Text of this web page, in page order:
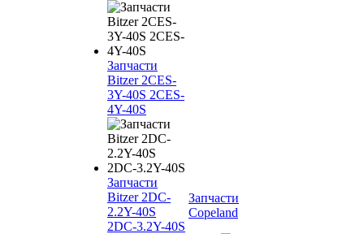
Запчасти
Bitzer 2CES-
3Y-40S 2CES-
4Y-40S
Запчасти
Bitzer 2DC-
2.2Y-40S
2DC-3.2Y-40S
Запчасти
Copeland